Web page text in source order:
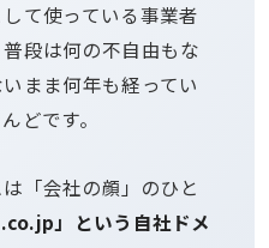
て使っている事業者
段は何の不自由もな
まま何年も経ってい
どです。
「会社の顔」のひと
.co.jp」という自社ドメ